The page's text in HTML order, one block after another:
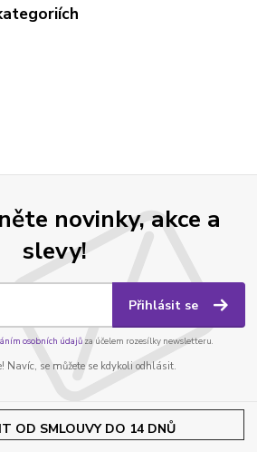
novinky, akce a
slevy!
Přihlásit se
osobních údajůza účelem rozesílky newsletteru.
Navíc, se můžete se kdykoli odhlásit.
OD SMLOUVY DO 14 DNŮ